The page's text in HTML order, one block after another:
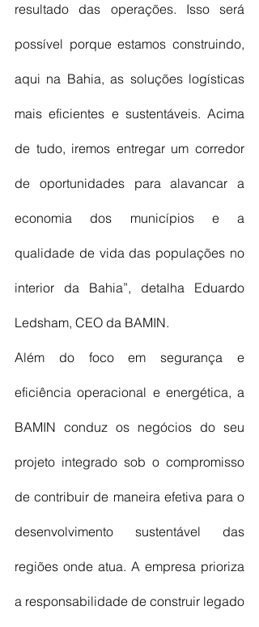
resultado das operações. Isso será
possível porque estamos construindo,
aqui na Bahia, as soluções logísticas
mais eficientes e sustentáveis. Acima
de tudo, iremos entregar um corredor
de oportunidades para alavancar a
economia dos municípios e a
qualidade de vida das populações no
interior da Bahia”, detalha Eduardo
Ledsham, CEO da BAMIN.
Além do foco em segurança e
eficiência operacional e energética, a
BAMIN conduz os negócios do seu
projeto integrado sob o compromisso
de contribuir de maneira efetiva para o
desenvolvimento sustentável das
regiões onde atua. A empresa prioriza
a responsabilidade de construir legado